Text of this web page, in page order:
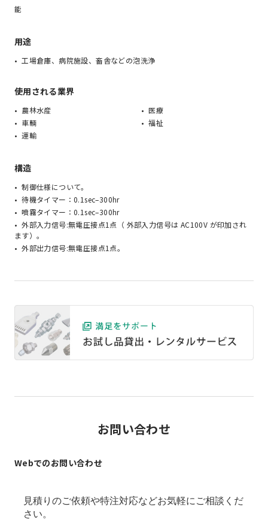
能
用途
工場倉庫、病院施設、畜舎などの泡洗浄
使用される業界
農林水産
車輌
運輸
医療
福祉
構造
制御仕様について。
待機タイマー：0.1sec–300hr
噴霧タイマー：0.1sec–300hr
外部入力信号:無電圧接点1点（ 外部入力信号は AC100V が印加され
ます）。
外部出力信号:無電圧接点1点。
お問い合わせ
Webでのお問い合わせ